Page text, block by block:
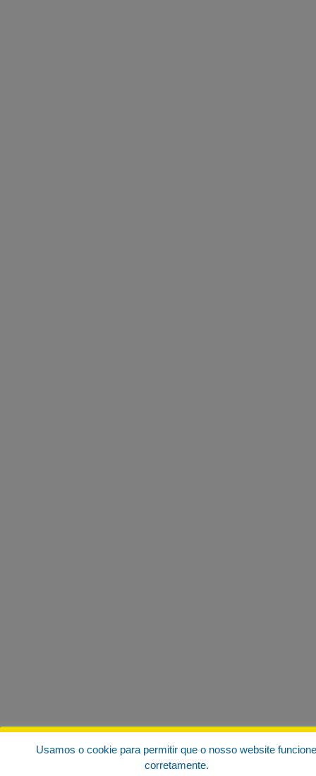
Usamos o cookie para permitir que o nosso website funcione
corretamente.